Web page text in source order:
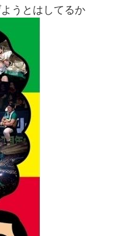
うとはしてるか